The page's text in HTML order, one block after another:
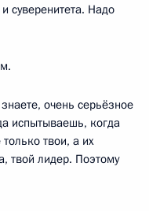
суверенитета. Надо
очень серьёзное
испытываешь, когда
твои, а их
твой лидер. Поэтому